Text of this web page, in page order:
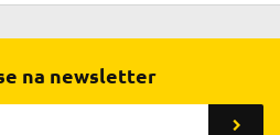
na newsletter